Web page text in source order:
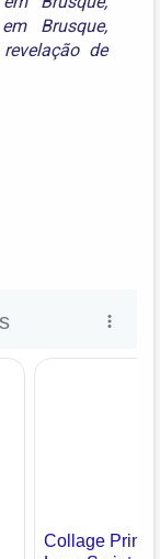
Brusque,
revelação de